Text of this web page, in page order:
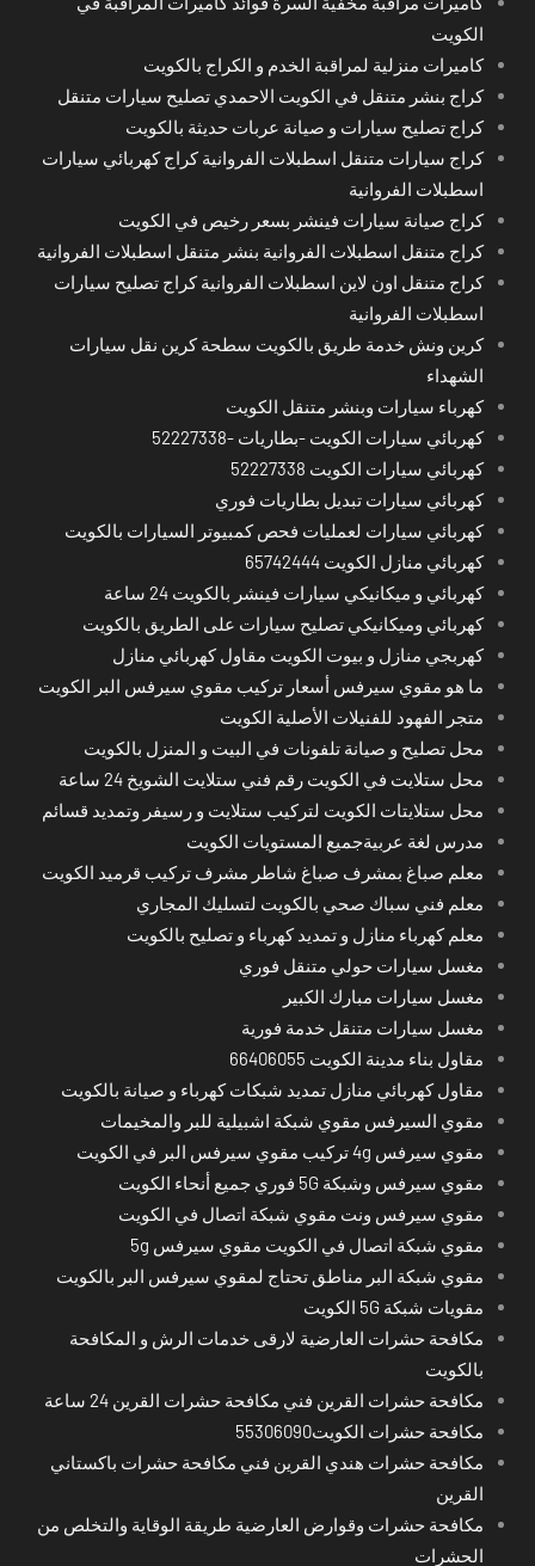
الكويت
كاميرات منزلية لمراقبة الخدم و الكراج بالكويت
كراج بنشر متنقل في الكويت الاحمدي تصليح سيارات متنقل
كراج تصليح سيارات و صيانة عربات حديثة بالكويت
كراج سيارات متنقل اسطبلات الفروانية كراج كهربائي سيارات
اسطبلات الفروانية
كراج صيانة سيارات فينشر بسعر رخيص في الكويت
كراج متنقل اسطبلات الفروانية بنشر متنقل اسطبلات الفروانية
كراج متنقل اون لاين اسطبلات الفروانية كراج تصليح سيارات
اسطبلات الفروانية
كرين ونش خدمة طريق بالكويت سطحة كرين نقل سيارات
الشهداء
كهرباء سيارات وبنشر متنقل الكويت
كهربائي سيارات الكويت -بطاريات -52227338
كهربائي سيارات الكويت 52227338
كهربائي سيارات تبديل بطاريات فوري
كهربائي سيارات لعمليات فحص كمبيوتر السيارات بالكويت
كهربائي منازل الكويت 65742444
كهربائي و ميكانيكي سيارات فينشر بالكويت 24 ساعة
كهربائي وميكانيكي تصليح سيارات على الطريق بالكويت
كهربجي منازل و بيوت الكويت مقاول كهربائي منازل
ما هو مقوي سيرفس أسعار تركيب مقوي سيرفس البر الكويت
متجر الفهود للفنيلات الأصلية الكويت
محل تصليح و صيانة تلفونات في البيت و المنزل بالكويت
محل ستلايت في الكويت رقم فني ستلايت الشويخ 24 ساعة
محل ستلايتات الكويت لتركيب ستلايت و رسيفر وتمديد قسائم
مدرس لغة عربيةجميع المستويات الكويت
معلم صباغ بمشرف صباغ شاطر مشرف تركيب قرميد الكويت
معلم فني سباك صحي بالكويت لتسليك المجاري
معلم كهرباء منازل و تمديد كهرباء و تصليح بالكويت
مغسل سيارات حولي متنقل فوري
مغسل سيارات مبارك الكبير
مغسل سيارات متنقل خدمة فورية
مقاول بناء مدينة الكويت 66406055
مقاول كهربائي منازل تمديد شبكات كهرباء و صيانة بالكويت
مقوي السيرفس مقوي شبكة اشبيلية للبر والمخيمات
مقوي سيرفس 4g تركيب مقوي سيرفس البر في الكويت
مقوي سيرفس وشبكة 5G فوري جميع أنحاء الكويت
مقوي سيرفس ونت مقوي شبكة اتصال في الكويت
مقوي شبكة اتصال في الكويت مقوي سيرفس 5g
مقوي شبكة البر مناطق تحتاج لمقوي سيرفس البر بالكويت
مقويات شبكة 5G الكويت
مكافحة حشرات العارضية لارقى خدمات الرش و المكافحة
بالكويت
مكافحة حشرات القرين فني مكافحة حشرات القرين 24 ساعة
مكافحة حشرات الكويت55306090
مكافحة حشرات هندي القرين فني مكافحة حشرات باكستاني
القرين
مكافحة حشرات وقوارض العارضية طريقة الوقاية والتخلص من
الحشرات